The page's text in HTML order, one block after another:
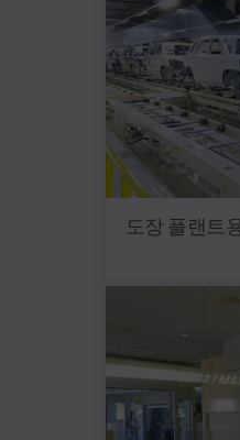
도장 플랜트